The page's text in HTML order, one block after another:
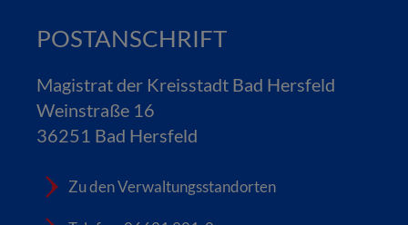
POSTANSCHRIFT
Magistrat der Kreisstadt Bad Hersfeld
Weinstraße 16
36251 Bad Hersfeld
Zu den Verwaltungsstandorten